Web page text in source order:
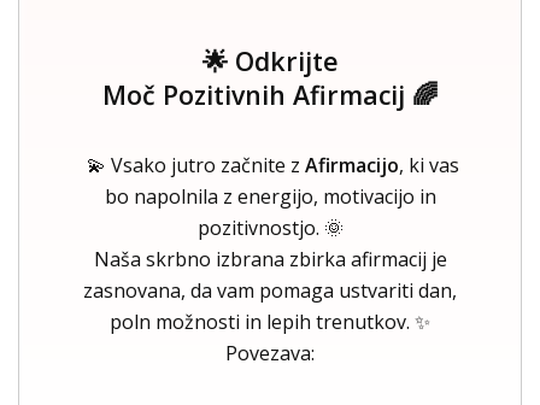
🌟 Odkrijte
Moč Pozitivnih Afirmacij 🌈
💫 Vsako jutro začnite z Afirmacijo, ki vas
bo napolnila z energijo, motivacijo in
pozitivnostjo. 🌞
Naša skrbno izbrana zbirka afirmacij je
zasnovana, da vam pomaga ustvariti dan,
poln možnosti in lepih trenutkov. ✨
Povezava: